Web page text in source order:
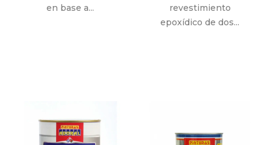
en base a...
revestimiento
epoxídico de dos...